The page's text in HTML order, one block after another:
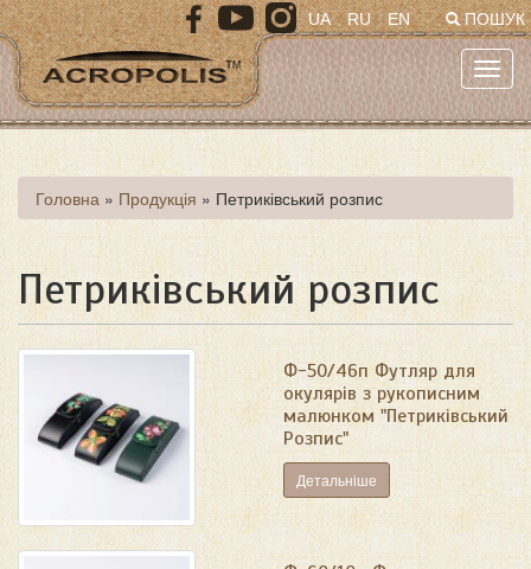
Перейти
до
основного
матеріалу
ПОШУК
UA RU EN
Ви
є
тут
Головна » Продукція » Петриківський розпис
Петриківський розпис
Ф-50/46п Футляр для
окулярів з рукописним
малюнком "Петриківський
Розпис"
Детальніше